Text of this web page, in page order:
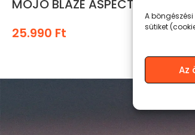
A
sütiket
Az
MOJO BLAZE ASPECT 300
25.990 Ft